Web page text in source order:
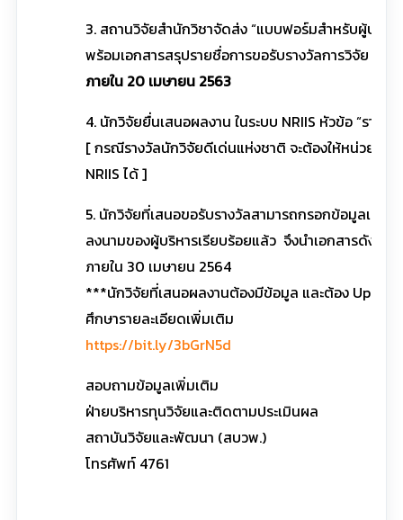
3. สถานวิจัยสำนักวิชาจัดส่ง “แบบฟอร์มสำหรับผู้บริหา
พร้อมเอกสารสรุปรายชื่อการขอรับรางวัลการวิจัย แห่
ภายใน 20 เมษายน 2563
4. นักวิจัยยื่นเสนอผลงาน ในระบบ NRIIS หัวข้อ “รางวั
[ กรณีรางวัลนักวิจัยดีเด่นแห่งชาติ จะต้องให้หน่วยงาน
NRIIS ได้ ]
5. นักวิจัยที่เสนอขอรับรางวัลสามารถกรอกข้อมูลเบื้อง
ลงนามของผู้บริหารเรียบร้อยแล้ว จึงนำเอกสารดังก
ภายใน 30 เมษายน 2564
***นักวิจัยที่เสนอผลงานต้องมีข้อมูล และต้อง
ศึกษารายละเอียดเพิ่มเติม
https://bit.ly/3bGrN5d
สอบถามข้อมูลเพิ่มเติม
ฝ่ายบริหารทุนวิจัยและติดตามประเมินผล
สถาบันวิจัยและพัฒนา (สบวพ.)
โทรศัพท์ 4761